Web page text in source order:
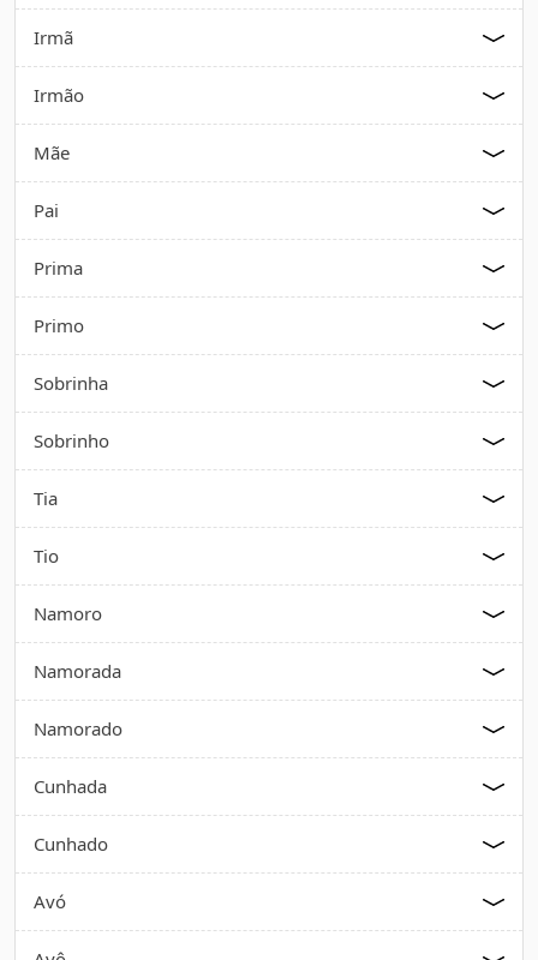
Irmã
Irmão
Mãe
Pai
Prima
Primo
Sobrinha
Sobrinho
Tia
Tio
Namoro
Namorada
Namorado
Cunhada
Cunhado
Avó